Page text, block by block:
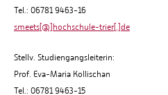
Tel.: 06781 9463-16
smeets[@]hochschule-trier[.]de
Stellv. Studiengangsleiterin:
Prof. Eva-Maria Kollischan
Tel.: 06781 9463-15